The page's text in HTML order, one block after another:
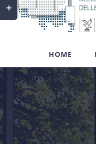
HOME
Toggle
area